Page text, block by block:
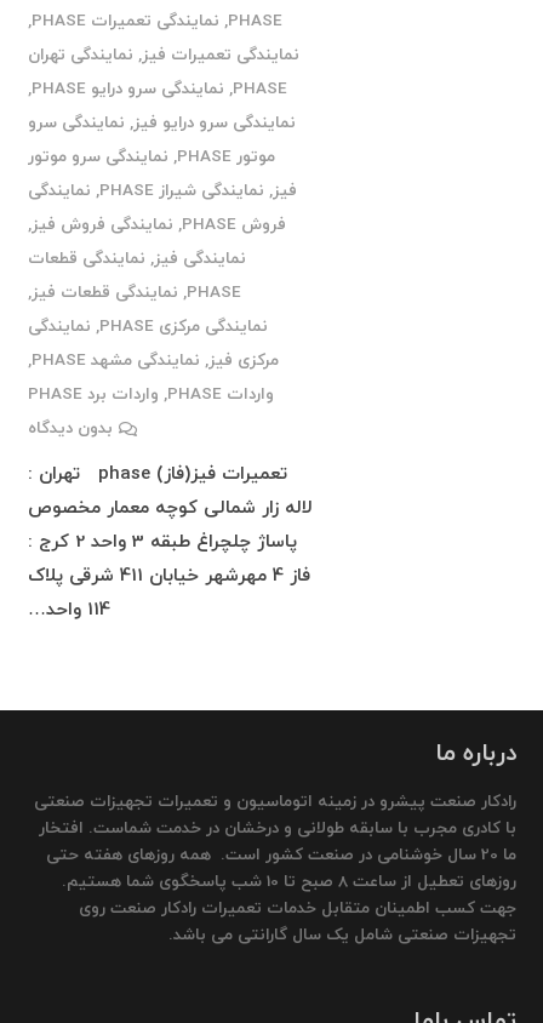
PHASE
, نمایندگی تعمیرات PHASE
,
نمایندگی تعمیرات فیز, نمایندگی تهران
PHASE
, نمایندگی سرو درایو PHASE
,
نمایندگی سرو درایو فیز, نمایندگی سرو
موتور PHASE
, نمایندگی سرو موتور
فیز, نمایندگی شیراز PHASE , نمایندگی
فروش PHASE
, نمایندگی فروش فیز,
نمایندگی فیز, نمایندگی قطعات
PHASE
, نمایندگی قطعات فیز,
نمایندگی مرکزی PHASE
, نمایندگی
مرکزی فیز, نمایندگی مشهد PHASE
,
واردات PHASE
, واردات برد PHASE
بدون دیدگاه
تعمیرات فیز(فاز) phase تهران :
لاله زار شمالی کوچه معمار مخصوص
پاساژ چلچراغ طبقه 3 واحد 2 کرج :
فاز 4 مهرشهر خیابان 411 شرقی پلاک
114 واحد…
درباره ما
رادکار صنعت پیشرو در زمینه اتوماسیون و تعمیرات تجهیزات صنعتی
با کادری مجرب با سابقه طولانی و درخشان در خدمت شماست. افتخار
ما 20 سال خوشنامی در صنعت کشور است. همه روزهای هفته حتی
روزهای تعطیل از ساعت 8 صبح تا 10 شب پاسخگوی شما هستیم.
جهت کسب اطمینان متقابل خدمات تعمیرات رادکار صنعت روی
تجهیزات صنعتی شامل یک سال گارانتی می باشد.